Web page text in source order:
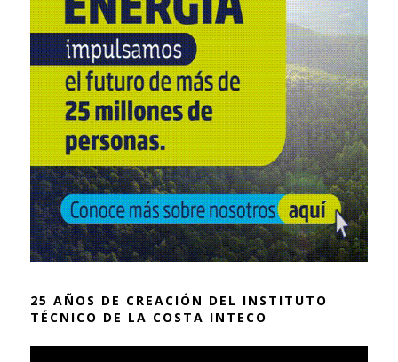
25 AÑOS DE CREACIÓN DEL INSTITUTO
TÉCNICO DE LA COSTA INTECO